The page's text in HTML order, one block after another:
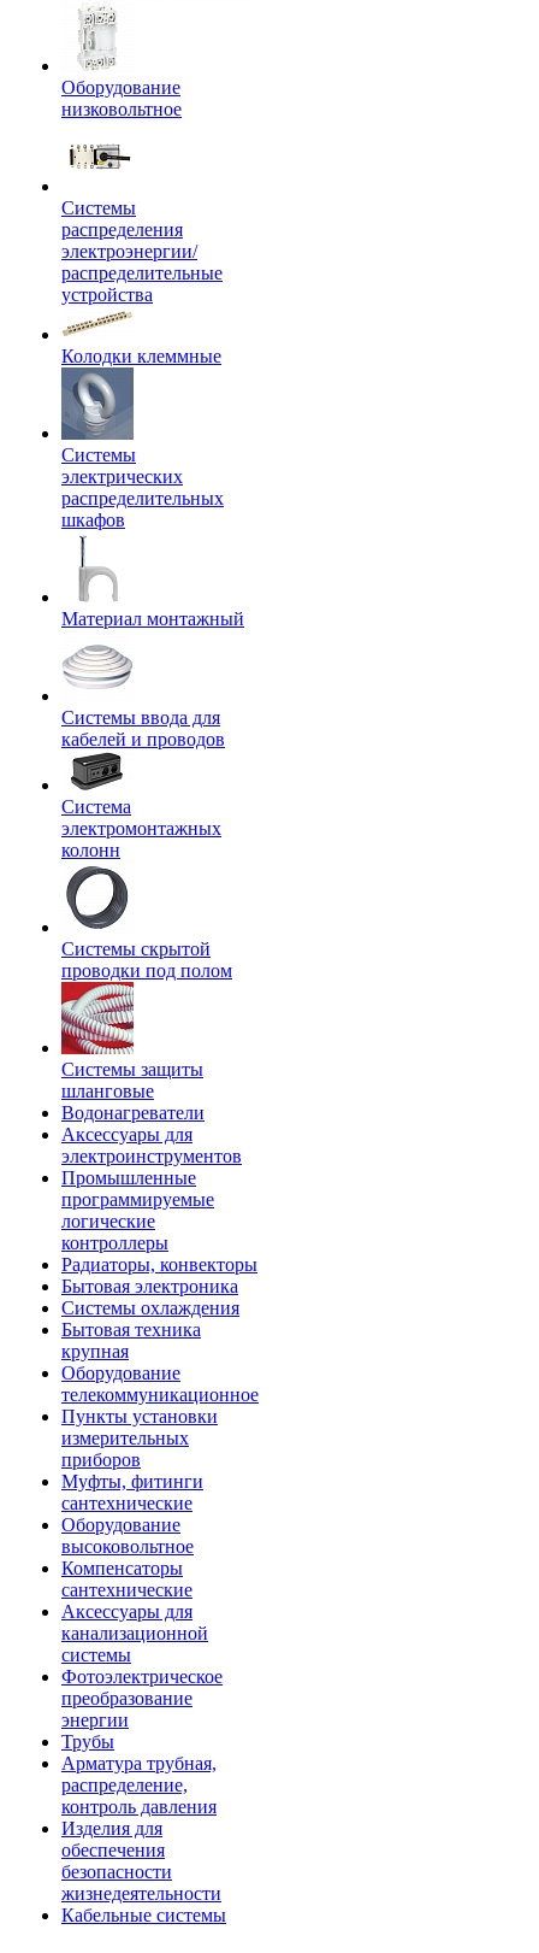
Оборудование
низковольтное
Системы
распределения
электроэнергии/
распределительные
устройства
Колодки клеммные
Системы
электрических
распределительных
шкафов
Материал монтажный
Системы ввода для
кабелей и проводов
Система
электромонтажных
колонн
Системы скрытой
проводки под полом
Системы защиты
шланговые
Водонагреватели
Аксессуары для
электроинструментов
Промышленные
программируемые
логические
контроллеры
Радиаторы, конвекторы
Бытовая электроника
Системы охлаждения
Бытовая техника
крупная
Оборудование
телекоммуникационное
Пункты установки
измерительных
приборов
Муфты, фитинги
сантехнические
Оборудование
высоковольтное
Компенсаторы
сантехнические
Аксессуары для
канализационной
системы
Фотоэлектрическое
преобразование
энергии
Трубы
Арматура трубная,
распределение,
контроль давления
Изделия для
обеспечения
безопасности
жизнедеятельности
Кабельные системы